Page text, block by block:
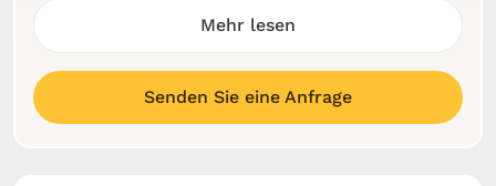
Mehr lesen
Senden Sie eine Anfrage